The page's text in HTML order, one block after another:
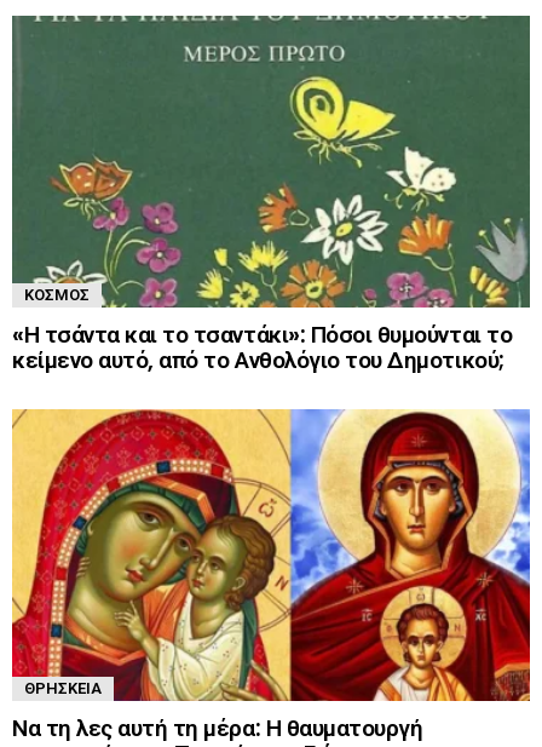
ΚΌΣΜΟΣ
«Η τσάντα και το τσαντάκι»: Πόσοι θυμούνται το
κείμενο αυτό, από το Ανθολόγιο του Δημοτικού;
ΘΡΗΣΚΕΊΑ
Να τη λες αυτή τη μέρα: Η θαυματουργή